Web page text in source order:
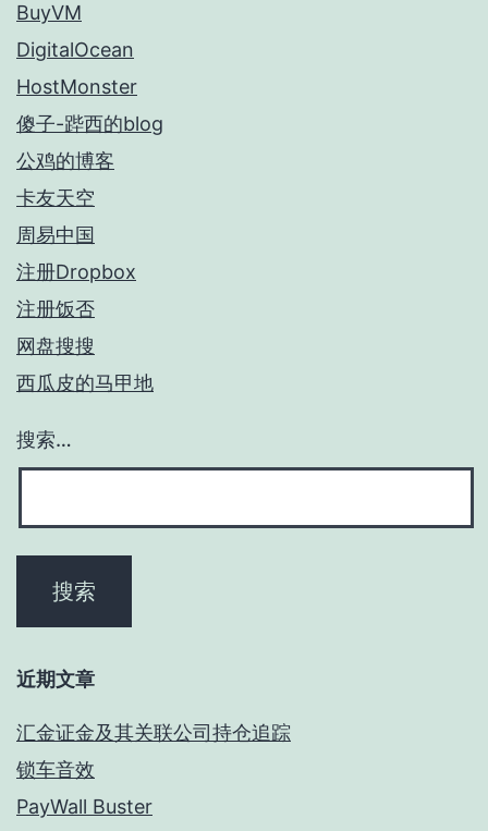
BuyVM
DigitalOcean
HostMonster
傻子-跸西的blog
公鸡的博客
卡友天空
周易中国
注册Dropbox
注册饭否
网盘搜搜
西瓜皮的马甲地
搜索…
近期文章
汇金证金及其关联公司持仓追踪
锁车音效
PayWall Buster